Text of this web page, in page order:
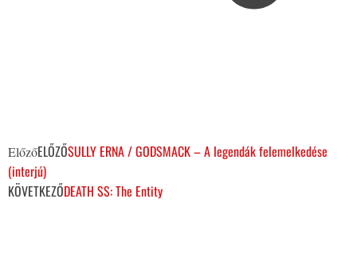
ElőzőELŐZŐSULLY ERNA / GODSMACK – A legendák felemelkedése
(interjú)
KÖVETKEZŐDEATH SS: The Entity